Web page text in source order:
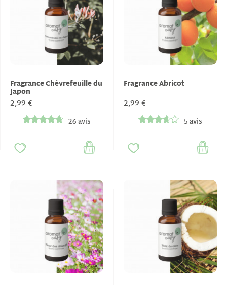
Fragrance Chèvrefeuille du
Japon
2,99 €
26 avis
Fragrance Abricot
2,99 €
5 avis